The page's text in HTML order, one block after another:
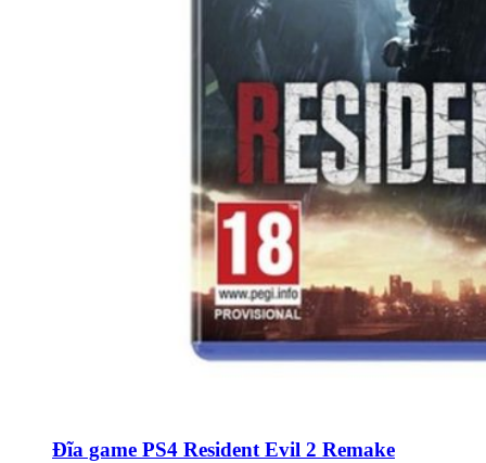
Đĩa game PS4 Resident Evil 2 Remake